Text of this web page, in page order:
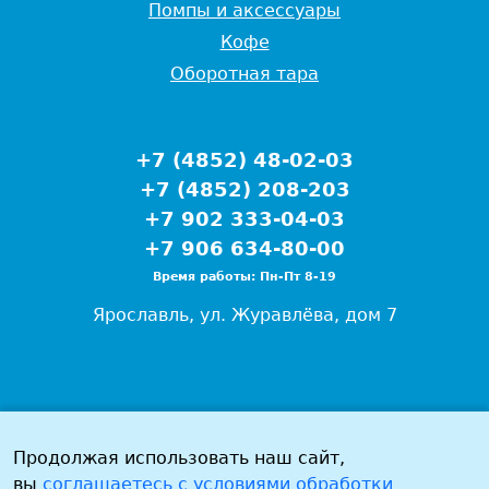
Помпы и аксессуары
Кофе
Оборотная тара
+7 (4852) 48-02-03
+7 (4852) 208-203
+7 902 333-04-03
+7 906 634-80-00
Время работы: Пн-Пт 8-19
Ярославль, ул. Журавлёва, дом 7
Продолжая использовать наш сайт,
вы соглашаетесь c условиями обработки